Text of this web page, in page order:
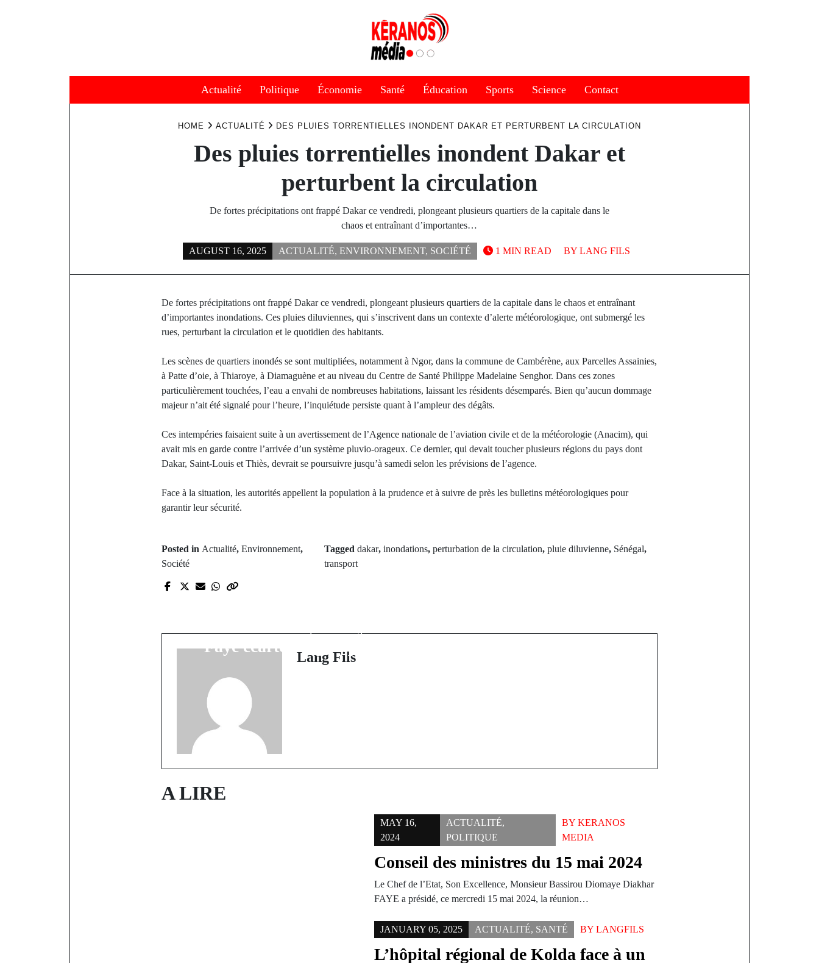
Actualité Politique Économie Santé Éducation Sports Science Contact
HOME ACTUALITÉ DES PLUIES TORRENTIELLES INONDENT DAKAR ET PERTURBENT LA CIRCULATION
Des pluies torrentielles inondent Dakar et
perturbent la circulation
De fortes précipitations ont frappé Dakar ce vendredi, plongeant plusieurs quartiers de la capitale dans le
chaos et entraînant d’importantes…
AUGUST 16, 2025 ACTUALITÉ, ENVIRONNEMENT, SOCIÉTÉ BY LANG FILS
1 MIN READ
De fortes précipitations ont frappé Dakar ce vendredi, plongeant plusieurs quartiers de la capitale dans le chaos et entraînant
d’importantes inondations. Ces pluies diluviennes, qui s’inscrivent dans un contexte d’alerte météorologique, ont submergé les
rues, perturbant la circulation et le quotidien des habitants.
Les scènes de quartiers inondés se sont multipliées, notamment à Ngor, dans la commune de Cambérène, aux Parcelles Assainies,
à Patte d’oie, à Thiaroye, à Diamaguène et au niveau du Centre de Santé Philippe Madelaine Senghor. Dans ces zones
particulièrement touchées, l’eau a envahi de nombreuses habitations, laissant les résidents désemparés. Bien qu’aucun dommage
majeur n’ait été signalé pour l’heure, l’inquiétude persiste quant à l’ampleur des dégâts.
Ces intempéries faisaient suite à un avertissement de l’Agence nationale de l’aviation civile et de la météorologie (Anacim), qui
avait mis en garde contre l’arrivée d’un système pluvio-orageux. Ce dernier, qui devait toucher plusieurs régions du pays dont
Dakar, Saint-Louis et Thiès, devrait se poursuivre jusqu’à samedi selon les prévisions de l’agence.
Face à la situation, les autorités appellent la population à la prudence et à suivre de près les bulletins météorologiques pour
garantir leur sécurité.
Posted in Actualité, Environnement,
Société
Taggeddakar,inondations,perturbation de la circulation,pluie diluvienne, Sénégal,
transport
Faye écarté du groupe
Lang Fils
A LIRE
MAY 16,
2024
ACTUALITÉ,
POLITIQUE
BY KERANOS
MEDIA
Conseil des ministres du 15 mai 2024
Le Chef de l’Etat, Son Excellence, Monsieur Bassirou Diomaye Diakhar
FAYE a présidé, ce mercredi 15 mai 2024, la réunion…
JANUARY 05, 2025 ACTUALITÉ, SANTÉ BYLANGFILS
L’hôpital régional de Kolda face à un